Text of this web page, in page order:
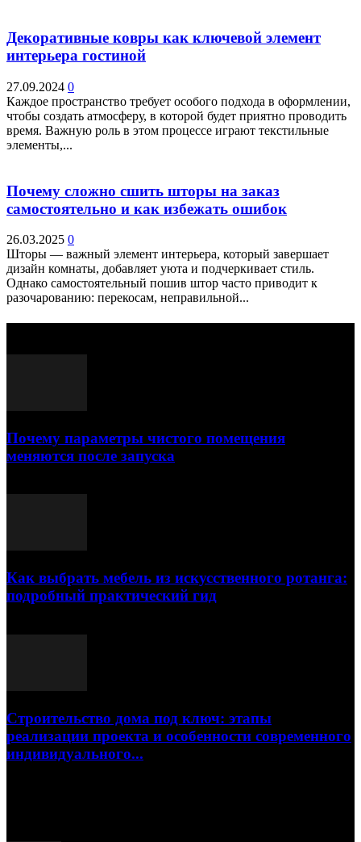
Декоративные ковры как ключевой элемент
интерьера гостиной
27.09.2024 0
Каждое пространство требует особого подхода в оформлении,
чтобы создать атмосферу, в которой будет приятно проводить
время. Важную роль в этом процессе играют текстильные
элементы,...
Почему сложно сшить шторы на заказ
самостоятельно и как избежать ошибок
26.03.2025 0
Шторы — важный элемент интерьера, который завершает
дизайн комнаты, добавляет уюта и подчеркивает стиль.
Однако самостоятельный пошив штор часто приводит к
разочарованию: перекосам, неправильной...
Почему параметры чистого помещения
меняются после запуска
Как выбрать мебель из искусственного ротанга:
подробный практический гид
Строительство дома под ключ: этапы
реализации проекта и особенности современного
индивидуального...